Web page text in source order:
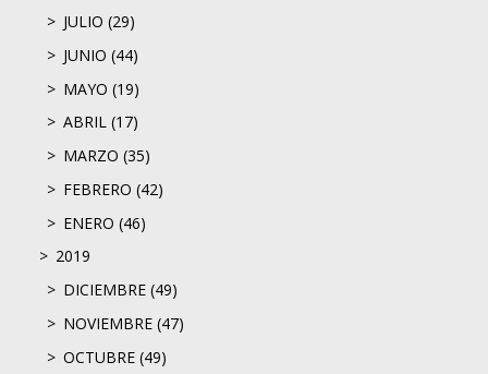
JULIO (29)
JUNIO (44)
MAYO (19)
ABRIL (17)
MARZO (35)
FEBRERO (42)
ENERO (46)
2019
DICIEMBRE (49)
NOVIEMBRE (47)
OCTUBRE (49)